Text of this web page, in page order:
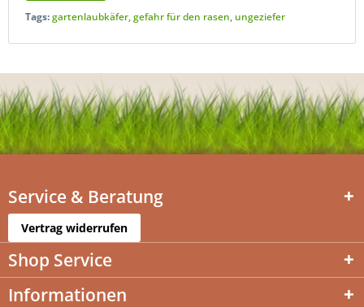
Tags:gartenlaubkäfer,gefahr für den rasen, ungeziefer
Service & Beratung
Vertrag widerrufen
Shop Service
Informationen